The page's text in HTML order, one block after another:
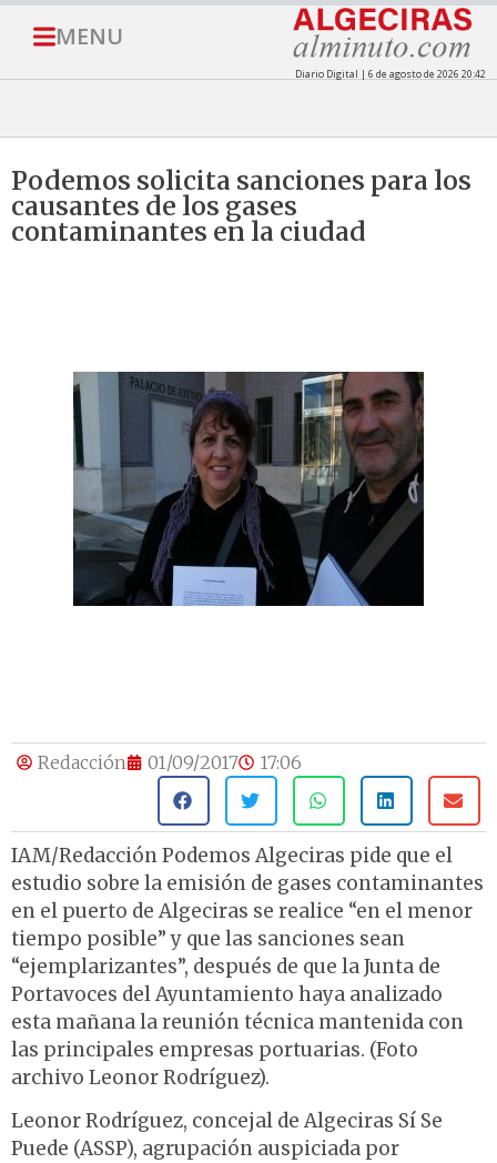
MENU
Diario Digital | 6 de agosto de 2026 20:42
Podemos solicita sanciones para los
causantes de los gases
contaminantes en la ciudad
Redacción 01/09/2017 17:06
IAM/Redacción Podemos Algeciras pide que el
estudio sobre la emisión de gases contaminantes
en el puerto de Algeciras se realice “en el menor
tiempo posible” y que las sanciones sean
“ejemplarizantes”, después de que la Junta de
Portavoces del Ayuntamiento haya analizado
esta mañana la reunión técnica mantenida con
las principales empresas portuarias. (Foto
archivo Leonor Rodríguez).
Leonor Rodríguez, concejal de Algeciras Sí Se
Puede (ASSP), agrupación auspiciada por